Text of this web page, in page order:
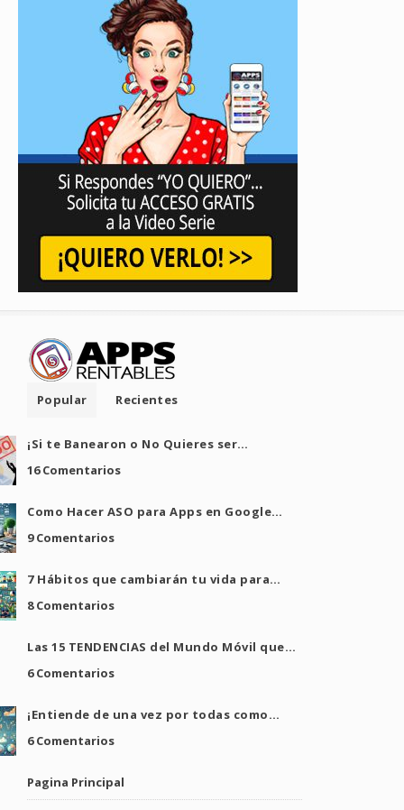
Popular Recientes
¡Si te Banearon o No Quieres ser…
16 Comentarios
Como Hacer ASO para Apps en Google…
9 Comentarios
7 Hábitos que cambiarán tu vida para…
8 Comentarios
Las 15 TENDENCIAS del Mundo Móvil que…
6 Comentarios
¡Entiende de una vez por todas como…
6 Comentarios
Pagina Principal